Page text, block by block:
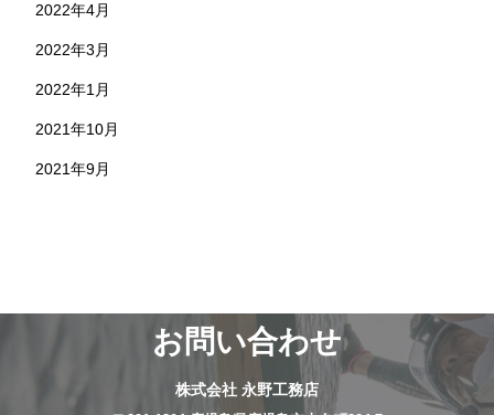
2022年4月
2022年3月
2022年1月
2021年10月
2021年9月
お問い合わせ
株式会社 永野工務店